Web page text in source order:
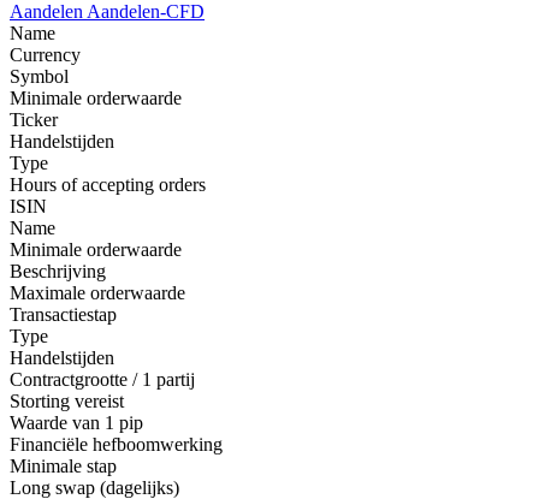
Aandelen Aandelen-CFD
Name
Currency
Symbol
Minimale orderwaarde
Ticker
Handelstijden
Type
Hours of accepting orders
ISIN
Name
Minimale orderwaarde
Beschrijving
Maximale orderwaarde
Transactiestap
Type
Handelstijden
Contractgrootte / 1 partij
Storting vereist
Waarde van 1 pip
Financiële hefboomwerking
Minimale stap
Long swap (dagelijks)